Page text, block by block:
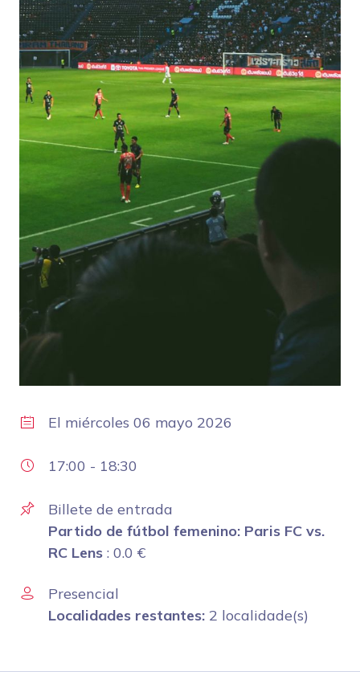
El miércoles 06 mayo 2026
17:00 - 18:30
Billete de entrada
Partido de fútbol femenino: Paris FC vs.
RC Lens : 0.0 €
Presencial
Localidades restantes: 2 localidade(s)